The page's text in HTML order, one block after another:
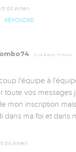
dit Amen
RÉPONDRE
Il y a 6 ans, 11 mois
l'équipe à
toute vos messages
mon inscription
dans ma foi et dans
dit Amen